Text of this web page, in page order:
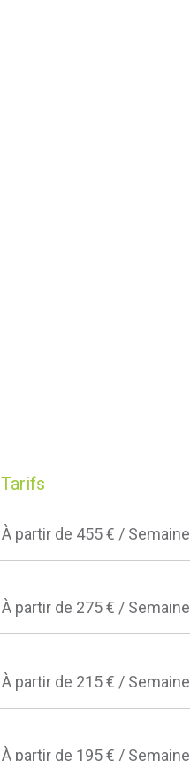
Tarifs
À partir de 455 € / Semaine
À partir de 275 € / Semaine
À partir de 215 € / Semaine
À partir de 195 € / Semaine